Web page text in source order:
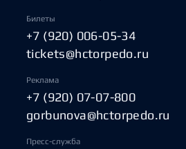
Билеты
+7 (920) 006-05-34
tickets@hctorpedo.ru
Реклама
+7 (920) 07-07-800
gorbunova@hctorpedo.ru
Пресс-служба